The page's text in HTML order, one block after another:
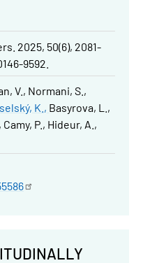
2025, 50(6), 2081-
9592.
V. Normani, S.
K.
Basyrova, L.
Camy, P. Hideur, A.